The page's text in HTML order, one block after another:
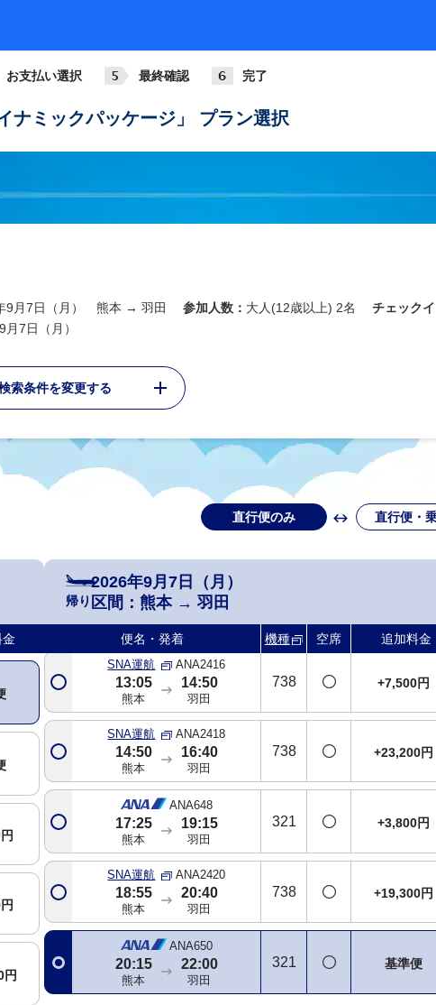
お支払い選択 最終確認 完了
ナミックパッケージ」 プラン選択
9月7日（月） 熊本 → 羽田 参加人数： 大人(12歳以上) 2名
チェックイ
7日（月）
索条件を変更する
直行便のみ 直行便・
円
帰り
2026年9月7日（月）
区間： 熊本→ 羽田
便名・発着 機種 空席 追加料金
SNA運航 ANA2412
ANA642
09:50
ANA2414
09:45
熊本 羽田
ANA644
熊本 羽田
ANA646
12:20 14:10
SNA運航 ANA2416
13:05
熊本
14:50
羽田
738 +7,500円
SNA運航 ANA2418
14:50
熊本
16:40
羽田
738 +23,200円
ANA648
17:25
熊本
19:15
羽田
321 +3,800円
SNA運航 ANA2420
18:55
熊本
20:40
羽田
738 +19,300円
ANA650
20:15
熊本
22:00
羽田
321 基準便